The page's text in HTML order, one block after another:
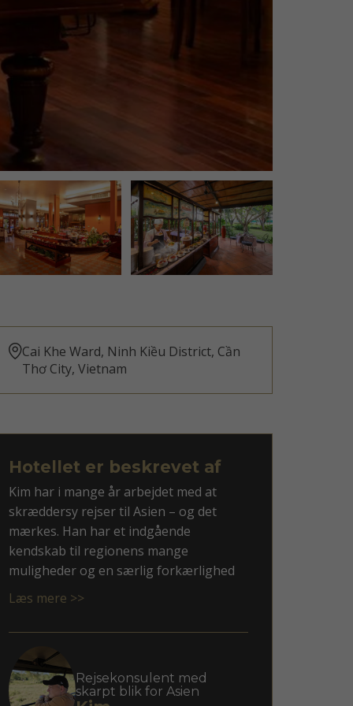
Cai Khe Ward, Ninh Kiều District, Cần
Thơ City, Vietnam
Hotellet er beskrevet af
Kim har i mange år arbejdet med at
skræddersy rejser til Asien – og det
mærkes. Han har et indgående
kendskab til regionens mange
muligheder og en særlig forkærlighed
for rejsemål som Vietnam, Thailand, Sri
Med Kim som rådgiver får du en
personlig tilgang, hvor dine ønsker
mødes med faglig indsigt og overblik.
Han er god til at spotte, hvad der giver
Læs mere >>
Rejsekonsulent med
skarpt blik for Asien